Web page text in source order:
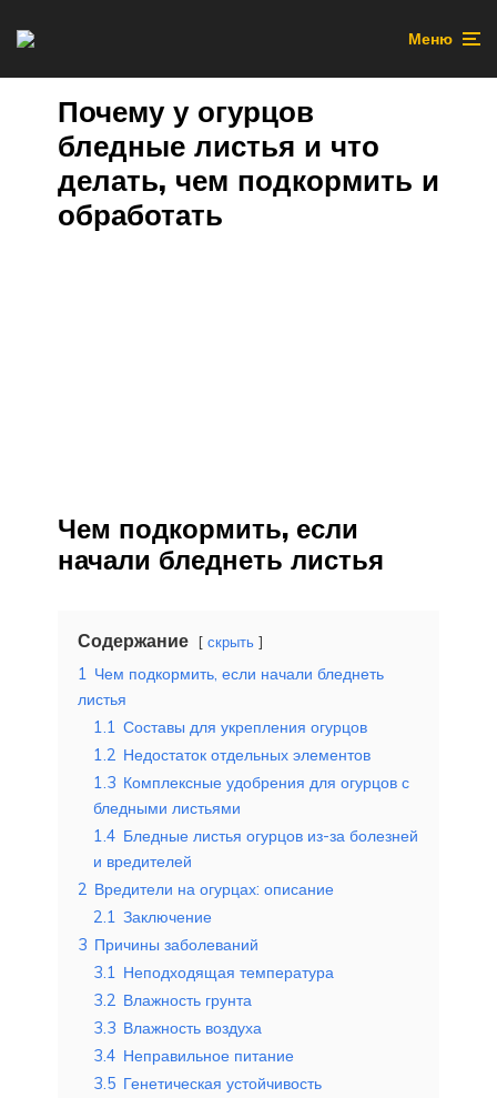
Меню
Почему у огурцов
бледные листья и что
делать, чем подкормить и
обработать
Чем подкормить, если
начали бледнеть листья
Содержание скрыть
1 Чем подкормить, если начали бледнеть
листья
1.1 Составы для укрепления огурцов
1.2 Недостаток отдельных элементов
1.3 Комплексные удобрения для огурцов с
бледными листьями
1.4 Бледные листья огурцов из-за болезней
и вредителей
2 Вредители на огурцах: описание
2.1 Заключение
3 Причины заболеваний
3.1 Неподходящая температура
3.2 Влажность грунта
3.3 Влажность воздуха
3.4 Неправильное питание
3.5 Генетическая устойчивость